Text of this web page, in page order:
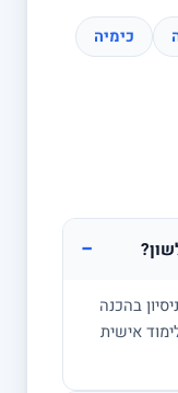
כימיה
−
בהכנה
אישית